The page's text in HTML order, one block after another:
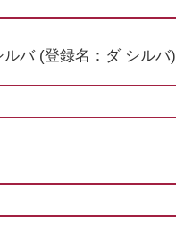
バ (登録名：ダ シルバ)